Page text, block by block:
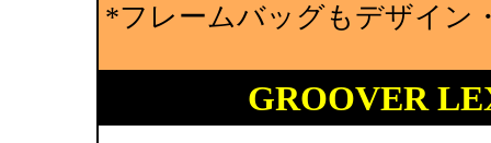
*フレームバッグもデザイン
GROOVER